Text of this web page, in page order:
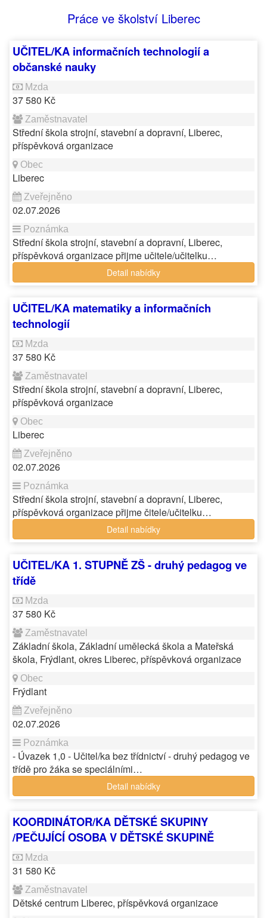
Práce ve školství Liberec
UČITEL/KA informačních technologií a
občanské nauky
37 580 Kč
Střední škola strojní, stavební a dopravní, Liberec,
příspěvková organizace
Liberec
02.07.2026
Střední škola strojní, stavební a dopravní, Liberec,
příspěvková organizace přijme učitele/učitelku…
Detail nabídky
UČITEL/KA matematiky a informačních
technologií
37 580 Kč
Střední škola strojní, stavební a dopravní, Liberec,
příspěvková organizace
Liberec
02.07.2026
Střední škola strojní, stavební a dopravní, Liberec,
příspěvková organizace přijme čitele/učitelku…
Detail nabídky
UČITEL/KA 1. STUPNĚ ZŠ - druhý pedagog ve
třídě
37 580 Kč
Základní škola, Základní umělecká škola a Mateřská
škola, Frýdlant, okres Liberec, příspěvková organizace
Frýdlant
02.07.2026
- Úvazek 1,0 - Učitel/ka bez třídnictví - druhý pedagog ve
třídě pro žáka se speciálními…
Detail nabídky
KOORDINÁTOR/KA DĚTSKÉ SKUPINY
/PEČUJÍCÍ OSOBA V DĚTSKÉ SKUPINĚ
31 580 Kč
Dětské centrum Liberec, příspěvková organizace